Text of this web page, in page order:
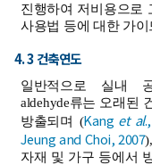
진행하여 저비용으로
사용법 등에 대한 가
4. 3 건축연도
일반적으로 실내
aldehyde류는 오래된
방출되며 (Kang et al
Jeung and Choi, 2007
자재 및 가구 등에서